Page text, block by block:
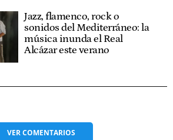
Jazz, flamenco, rock o
sonidos del Mediterráneo: la
música inunda el Real
Alcázar este verano
VERCOMENTARIOS